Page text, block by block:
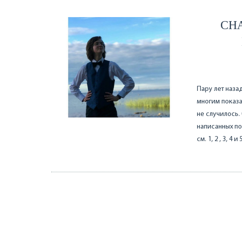
Пару лет
многим
не
написанных
см. 1, 2 , 3, 4 и